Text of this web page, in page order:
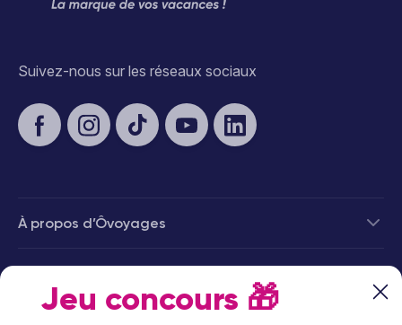
Suivez-nous sur les réseaux sociaux
À propos d’Ôvoyages
© 2026 Ôvoyages
Jeu concours 🎁